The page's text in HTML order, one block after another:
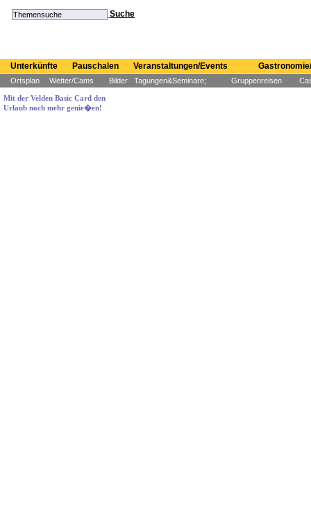
Mit der Velden Basic Card den
Urlaub noch mehr genie�en!
Unterkünfte Pauschalen Veranstaltungen/Events
Ortsplan Wetter/Cams Bilder Tagungen&Seminare; Gruppenreisen
Suche